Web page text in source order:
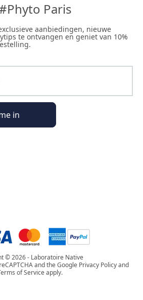
Paris
aanbiedingen, nieuwe
te ontvangen en geniet van 10%
in
© 2026 - Laboratoire Native
and the Google Privacy Policy and
of Service apply.